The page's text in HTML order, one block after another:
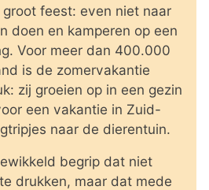
feest: even niet naar
doen en kamperen op een
Voor meer dan 400.000
is de zomervakantie
zij groeien op in een gezin
een vakantie in Zuid-
naar de dierentuin.
begrip dat niet
drukken, maar dat mede